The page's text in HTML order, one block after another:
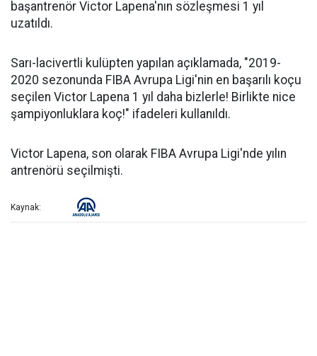
başantrenör Victor Lapena'nın sözleşmesi 1 yıl
uzatıldı.
Sarı-lacivertli kulüpten yapılan açıklamada, "2019-
2020 sezonunda FIBA Avrupa Ligi'nin en başarılı koçu
seçilen Victor Lapena 1 yıl daha bizlerle! Birlikte nice
şampiyonluklara koç!" ifadeleri kullanıldı.
Victor Lapena, son olarak FIBA Avrupa Ligi'nde yılın
antrenörü seçilmişti.
Kaynak: